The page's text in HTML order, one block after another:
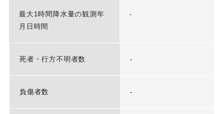
最大1時間降水量の観測年
月日時間
-
死者・行方不明者数 -
負傷者数 -